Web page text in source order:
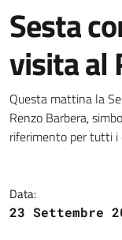
Sesta
visita al
Dettagli
Questa mattina la
Renzo Barbera,
riferimento per tutti
Data:
23 Settembre